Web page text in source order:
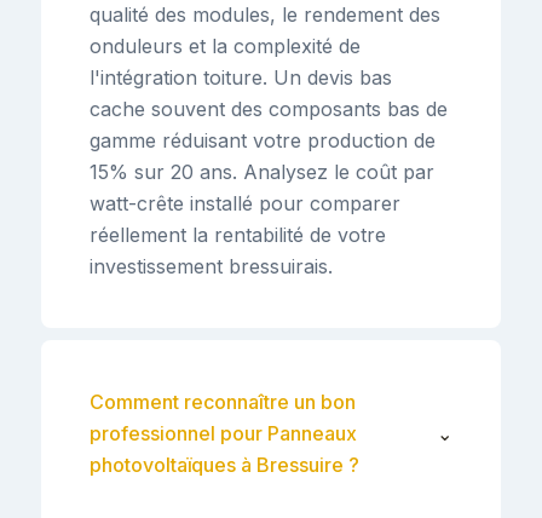
qualité des modules, le rendement des
onduleurs et la complexité de
l'intégration toiture. Un devis bas
cache souvent des composants bas de
gamme réduisant votre production de
15% sur 20 ans. Analysez le coût par
watt-crête installé pour comparer
réellement la rentabilité de votre
investissement bressuirais.
Comment reconnaître un bon
professionnel pour Panneaux
photovoltaïques à Bressuire ?
⌄